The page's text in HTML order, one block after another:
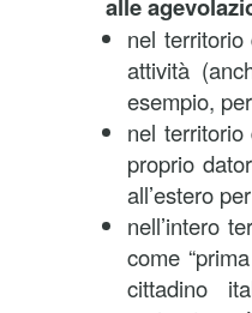
alle
nel
attività
esempio,
nel
proprio
all’estero
nell’intero
come
cittadino